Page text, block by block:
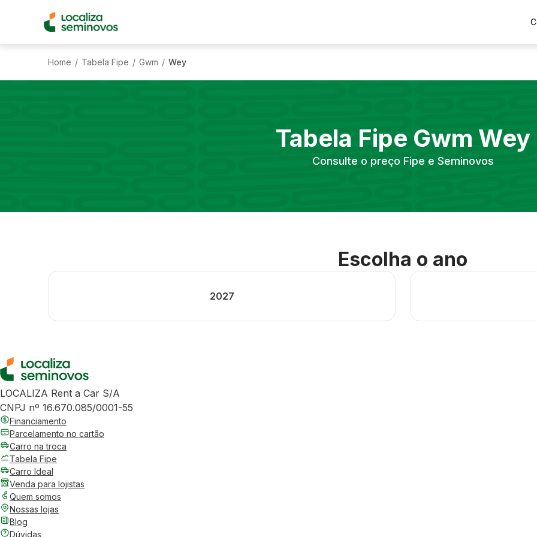
Home / Tabela Fipe / Gwm / Wey
Tabela Fipe Gwm Wey
Consulte o preço Fipe e Seminovos
Escolha o ano
2027
LOCALIZA Rent a Car S/A
CNPJ nº 16.670.085/0001-55
Financiamento
Parcelamento no cartão
Carro na troca
Tabela Fipe
Carro Ideal
Venda para lojistas
Quem somos
Nossas lojas
Blog
Dúvidas